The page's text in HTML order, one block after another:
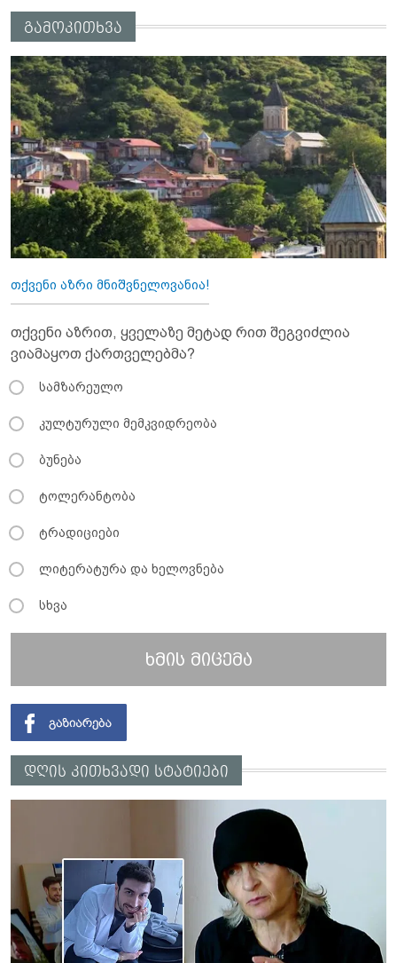
გამოკითხვა
თქვენი აზრი მნიშვნელოვანია!
თქვენი აზრით, ყველაზე მეტად რით შეგვიძლია
ვიამაყოთ ქართველებმა?
სამზარეულო
კულტურული მემკვიდრეობა
ბუნება
ტოლერანტობა
ტრადიციები
ლიტერატურა და ხელოვნება
სხვა
ხმის მიცემა
დღის კითხვადი სტატიები